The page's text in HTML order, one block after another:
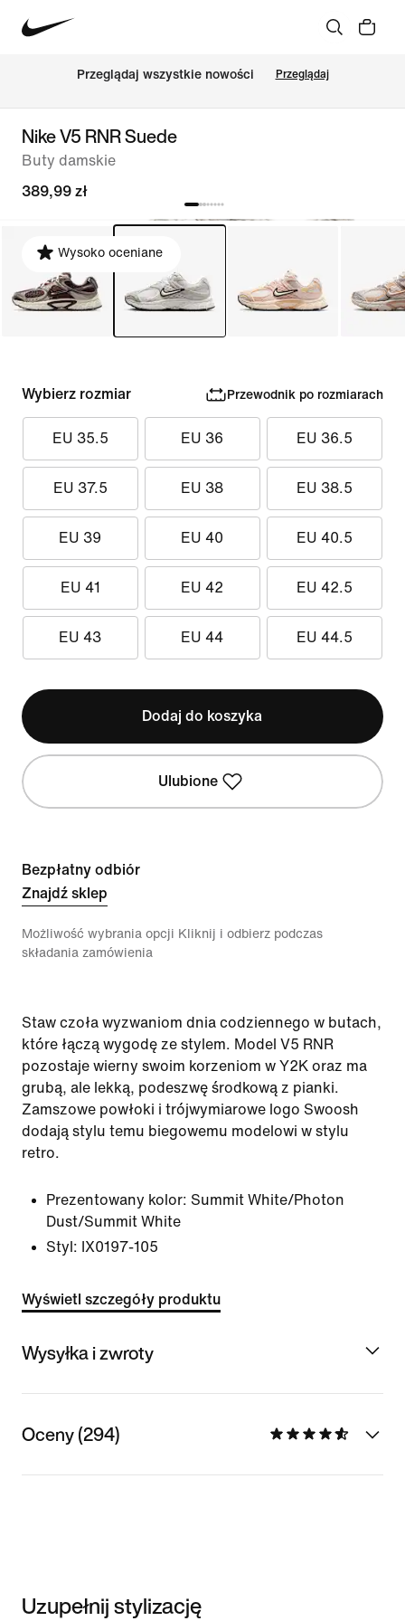
Przeglądaj wszystkie nowości Przeglądaj
Nike V5 RNR Suede
Buty damskie
389,99 zł
Wysoko oceniane
Wybierz rozmiar Przewodnik po rozmiarach
EU 35.5 EU 36 EU 36.5
EU 37.5 EU 38 EU 38.5
EU 39 EU 40 EU 40.5
EU 41 EU 42 EU 42.5
EU 43 EU 44 EU 44.5
Dodaj do koszyka
Ulubione
Bezpłatny odbiór
Znajdź sklep
Możliwość wybrania opcji Kliknij i odbierz podczas
składania zamówienia
Staw czoła wyzwaniom dnia codziennego w butach,
które łączą wygodę ze stylem. Model V5 RNR
pozostaje wierny swoim korzeniom w Y2K oraz ma
grubą, ale lekką, podeszwę środkową z pianki.
Zamszowe powłoki i trójwymiarowe logo Swoosh
dodają stylu temu biegowemu modelowi w stylu
retro.
Prezentowany kolor: Summit White/Photon
Dust/Summit White
Styl: IX0197-105
Wyświetl szczegóły produktu
Wysyłka i zwroty
Oceny (294)
Uzupełnij stylizację